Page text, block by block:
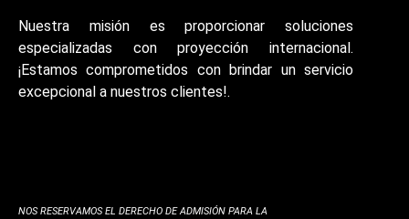
Nuestra misión es proporcionar soluciones
especializadas con proyección internacional.
¡Estamos comprometidos con brindar un servicio
excepcional a nuestros clientes!.
NOS RESERVAMOS EL DERECHO DE ADMISIÓN PARA LA